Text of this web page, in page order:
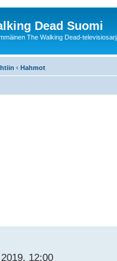
Dead Suomi
The Walking Dead-
‹ Hahmot
12:00